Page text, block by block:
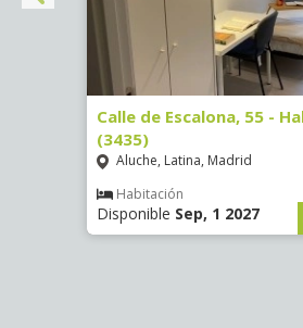
Calle de Escalona, 55 -
(3435)
Aluche, Latina, Madrid
Habitación
Disponible Sep, 1 2027